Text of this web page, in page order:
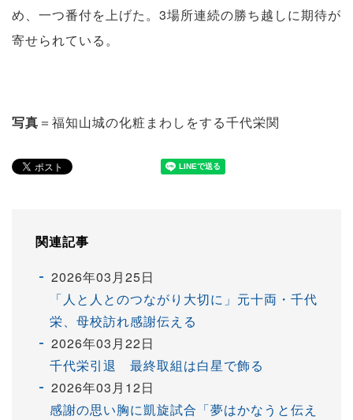
め、一つ番付を上げた。3場所連続の勝ち越しに期待が
寄せられている。
写真 ＝福知山城の化粧まわしをする千代栄関
関連記事
2026年03月25日
「人と人とのつながり大切に」元十両・千代
栄、母校訪れ感謝伝える
2026年03月22日
千代栄引退 最終取組は白星で飾る
2026年03月12日
感謝の思い胸に凱旋試合「夢はかなうと伝え